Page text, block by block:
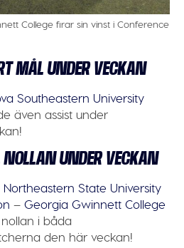
College firar sin vinst i Conference
MÅL UNDER VECKAN
Southeastern University
även assist under
NOLLAN UNDER VECKAN
Northeastern State University
–Georgia Gwinnett College
i båda
den här veckan!